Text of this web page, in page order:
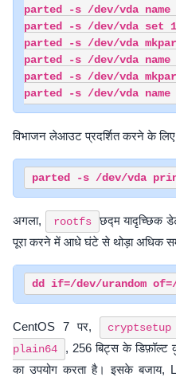
parted -s /dev/vda name
parted -s /dev/vda set
parted -s /dev/vda
parted -s /dev/vda name
parted -s /dev/vda
विभाजन लेआउट प्रदर्शित करने के लिए
अगला, rootfs
छद्म यादृच्छिक
पूरा करने में आधे घंटे से थोड़ा अधिक
CentOS 7 पर, cryptsetup
plain64
, 256 बिट्स के
का उपयोग करता है। इसके बजाय,